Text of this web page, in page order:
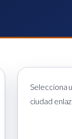
Selecciona
ciudad